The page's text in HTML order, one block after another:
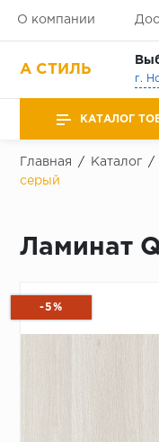
О компании
А СТИЛЬ
КАТАЛОГ
Главная / Каталог /
серый
Ламинат
-5%